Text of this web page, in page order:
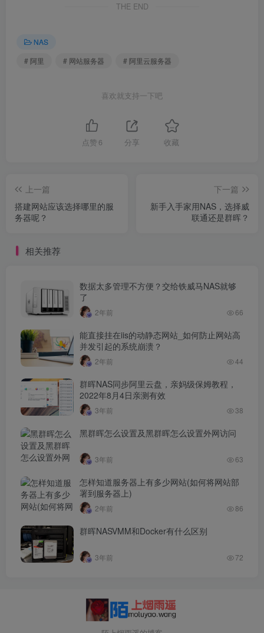
THE END
NAS
# 阿里
# 网站服务器 # 阿里云服务器
喜欢就支持一下吧
点赞 6 分享 收藏
上一篇
搭建网站应该选择哪里的服
务器呢？
下一篇
新手入手家用NAS，选择威
联通还是群晖？
相关推荐
数据太多管理不方便？交给铁威马NAS就够
了
2年前 66
能直接挂在iis的动静态网站_如何防止网站高
并发引起的系统崩溃？
2年前 44
群晖NAS同步阿里云盘，亲妈级保姆教程，
2022年8月4日亲测有效
3年前 38
黑群晖怎么设置及黑群晖怎么设置外网访问
3年前 63
怎样知道服务器上有多少网站(如何将网站部
署到服务器上)
2年前 86
群晖NASVMM和Docker有什么区别
3年前 72